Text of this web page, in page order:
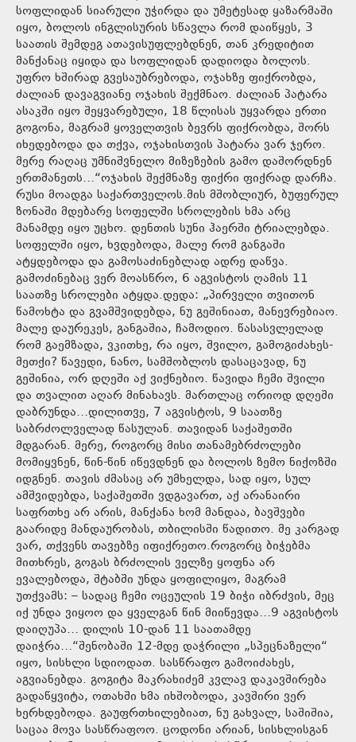
სოფლიდან სიარული უჭირდა და უმეტესად ყაზარმაში
იყო, ბოლოს ინგლისურის სწავლა რომ დაიწყეს, 3
საათის შემდეგ ათავისუფლებდნენ, თან კრედიტით
მანქანაც იყიდა და სოფლიდან დადიოდა ბოლოს.
უფრო ხშირად გვესაუბრებოდა, ოჯახზე ფიქრობდა,
ძალიან დავაგვიანე ოჯახის შექმნაო. ძალიან პატარა
ასაკში იყო შეყვარებული, 18 წლისას უყვარდა ერთი
გოგონა, მაგრამ ყოველთვის ბევრს ფიქრობდა, შორს
იხედებოდა და თქვა, ოჯახისთვის პატარა ვარ ჯერო.
მერე რაღაც უმნიშვნელო მიზეზების გამო დაშორდნენ
ერთმანეთს…“ოჯახის შექმნაზე ფიქრი ფიქრად დარჩა.
რუსი მოადგა საქართველოს.მის მშობლიურ, ბუფერულ
ზონაში მდებარე სოფელში სროლების ხმა არც
მანამდე იყო უცხო. დენთის სუნი ჰაერში ტრიალებდა.
სოფელში იყო, ხვდებოდა, მალე რომ განგაში
ატყდებოდა და გამოსაძინებლად ადრე დაწვა.
გამოძინებაც ვერ მოასწრო, 6 აგვისტოს ღამის 11
საათზე სროლები ატყდა.დედა: „პირველი თვითონ
წამოხტა და გვამშვიდებდა, ნუ გეშინიათ, მანევრებიაო.
მალე დაურეკეს, განგაშია, ჩამოდიო. წასასვლელად
რომ გაემზადა, ვკითხე, რა იყო, შვილო, გამოგიძახეს-
მეთქი? წავედი, ნანო, სამშობლოს დასაცავად, ნუ
გეშინია, ორ დღეში აქ ვიქნებიო. წავიდა ჩემი შვილი
და თვალით აღარ მინახავს. მართლაც ორიოდ დღეში
დაბრუნდა…დილითვე, 7 აგვისტოს, 9 საათზე
საბრძოლველად წასულან. თავიდან საქაშეთში
მდგარან. მერე, როგორც მისი თანამებრძოლები
მომიყვნენ, წინ-წინ იწევდნენ და ბოლოს ზემო ნიქოზში
იდგნენ. თავის ძმასაც არ უმხელდა, სად იყო, სულ
ამშვიდებდა, საქაშეთში ვდგავართ, აქ არანაირი
საფრთხე არ არის, მანქანა ხომ მანდაა, ბავშვები
გაარიდე მანდაურობას, თბილისში წადითო. მე კარგად
ვარ, თქვენს თავებზე იფიქრეთო.როგორც ბიჭებმა
მითხრეს, გოგას ბრძოლის ველზე ყოფნა არ
ევალებოდა, შტაბში უნდა ყოფილიყო, მაგრამ
უთქვამს: – სადაც ჩემი ოცეულის 19 ბიჭი იბრძვის, მეც
იქ უნდა ვიყოო და ყველგან წინ მიიწევდა…9 აგვისტოს
დაიღუპა… დილის 10-დან 11 საათამდე
დაიჭრა…“შენობაში 12-მდე დაჭრილი „სპეცნაზელი“
იყო, სისხლი სდიოდათ. სასწრაფო გამოიძახეს,
აგვიანებდა. გოგიტა მაკრახიძემ კვლავ დაკავშირება
გადაწყვიტა, ოთახში ხმა იხშობოდა, კავშირი ვერ
ხერხდებოდა. გაუფრთხილებიათ, ნუ გახვალ, საშიშია,
საცაა მოვა სასწრაფოო. ცოდონი არიან, სისხლისგან